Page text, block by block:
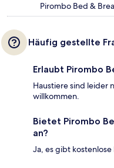
Pirombo Bed &
Häufig gestellte
Erlaubt Pirombo
Haustiere sind leider
willkommen.
Bietet Pirombo
an?
Ja, es gibt